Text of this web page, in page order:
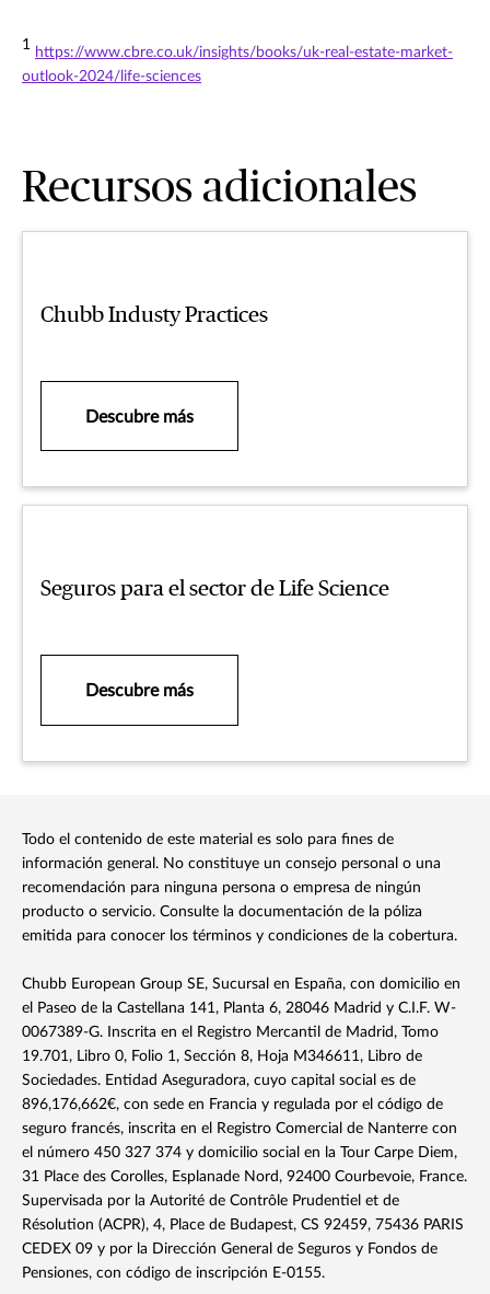
1
https://www.cbre.co.uk/insights/books/uk-real-estate-market-
outlook-2024/life-sciences
Recursos adicionales
Chubb Industy Practices
Descubre más
Seguros para el sector de Life Science
Descubre más
Todo el contenido de este material es solo para fines de
información general. No constituye un consejo personal o una
recomendación para ninguna persona o empresa de ningún
producto o servicio. Consulte la documentación de la póliza
emitida para conocer los términos y condiciones de la cobertura.
Chubb European Group SE, Sucursal en España, con domicilio en
el Paseo de la Castellana 141, Planta 6, 28046 Madrid y C.I.F. W-
0067389-G. Inscrita en el Registro Mercantil de Madrid, Tomo
19.701, Libro 0, Folio 1, Sección 8, Hoja M346611, Libro de
Sociedades. Entidad Aseguradora, cuyo capital social es de
896,176,662€, con sede en Francia y regulada por el código de
seguro francés, inscrita en el Registro Comercial de Nanterre con
el número 450 327 374 y domicilio social en la Tour Carpe Diem,
31 Place des Corolles, Esplanade Nord, 92400 Courbevoie, France.
Supervisada por la Autorité de Contrôle Prudentiel et de
Résolution (ACPR), 4, Place de Budapest, CS 92459, 75436 PARIS
CEDEX 09 y por la Dirección General de Seguros y Fondos de
Pensiones, con código de inscripción E-0155.